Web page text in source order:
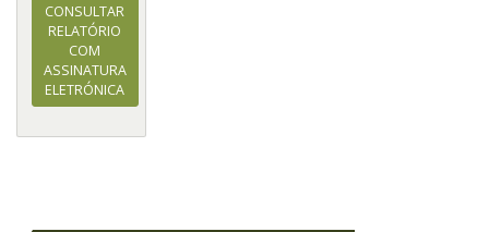
CONSULTAR
RELATÓRIO
COM
ASSINATURA
ELETRÓNICA